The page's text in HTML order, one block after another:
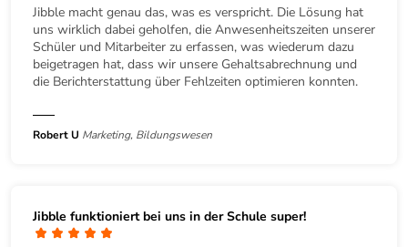
Jibble macht genau das, was es verspricht. Die Lösung hat
uns wirklich dabei geholfen, die Anwesenheitszeiten unserer
Schüler und Mitarbeiter zu erfassen, was wiederum dazu
beigetragen hat, dass wir unsere Gehaltsabrechnung und
die Berichterstattung über Fehlzeiten optimieren konnten.
Robert U Marketing, Bildungswesen
Jibble funktioniert bei uns in der Schule super!